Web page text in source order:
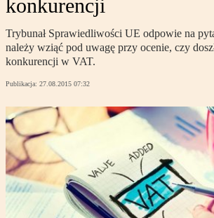
konkurencji
Trybunał Sprawiedliwości UE odpowie na
należy wziąć pod uwagę przy ocenie, czy
konkurencji w VAT.
Publikacja: 27.08.2015 07:32